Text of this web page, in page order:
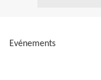
Evénements